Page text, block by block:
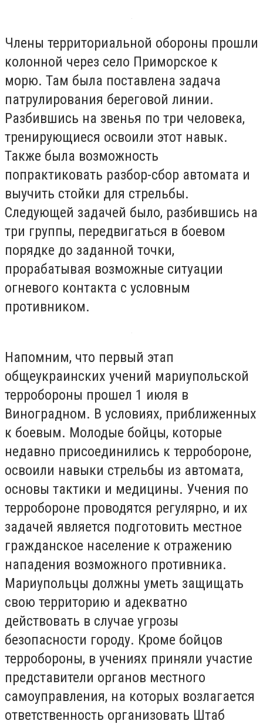
Члены территориальной обороны прошли
колонной через село Приморское к
морю. Там была поставлена задача
патрулирования береговой линии.
Разбившись на звенья по три человека,
тренирующиеся освоили этот навык.
Также была возможность
попрактиковать разбор-сбор автомата и
выучить стойки для стрельбы.
Следующей задачей было, разбившись на
три группы, передвигаться в боевом
порядке до заданной точки,
прорабатывая возможные ситуации
огневого контакта с условным
противником.
Напомним, что первый этап
общеукраинских учений мариупольской
терробороны прошел 1 июля в
Виноградном. В условиях, приближенных
к боевым. Молодые бойцы, которые
недавно присоединились к терробороне,
освоили навыки стрельбы из автомата,
основы тактики и медицины. Учения по
терробороне проводятся регулярно, и их
задачей является подготовить местное
гражданское население к отражению
нападения возможного противника.
Мариупольцы должны уметь защищать
свою территорию и адекватно
действовать в случае угрозы
безопасности городу. Кроме бойцов
терробороны, в учениях приняли участие
представители органов местного
самоуправления, на которых возлагается
ответственность организовать Штаб